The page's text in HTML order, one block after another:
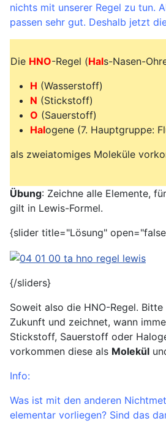
nichts mit unserer Regel zu tun.
passen sehr gut. Deshalb jetzt
Die HNO-Regel (Hals-Nasen-
H (Wasserstoff)
N (Stickstoff)
O (Sauerstoff)
Halogene (7. Hauptgruppe:
als zweiatomiges Moleküle
Übung: Zeichne alle Elemente,
gilt in Lewis-Formel.
{slider title="Lösung"
{/sliders}
Soweit also die HNO-Regel.
Zukunft und zeichnet, wann
Stickstoff, Sauerstoff oder
vorkommen diese als Molekül
Info:
Was ist mit den anderen
elementar vorliegen? Sind das